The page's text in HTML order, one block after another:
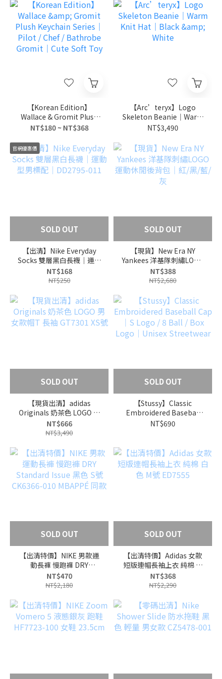
【Korean Edition】
Wallace & Gromit Plush
Keychain Series｜Pilot /
｜Cute Soft Toy
NT$180 ~ NT$368
【Arc’teryx】Logo
Skeleton Beanie｜Warm
Knit Hat｜Black & White
NT$3,490
官網優惠價
SOLD OUT
【出清】Nike Everyday
Socks 雙層黑白長襪｜運動
型男標配｜DD2795-011
NT$168
NT$250
SOLD OUT
【現貨】New Era NY
Yankees 洋基隊刺繡LOGO
運動休閒後背包｜紅/黑/藍/
灰
NT$388
NT$2,680
SOLD OUT
【現貨出清】adidas
Originals 奶茶色 LOGO 男
女款帽T 長袖 GT7301 XS
號
NT$666
NT$3,490
SOLD OUT
【Stussy】Classic
Embroidered Baseball
Cap｜S Logo / 8 Ball /
NT$690
SOLD OUT
【出清特價】NIKE 男款運
動長褲 慢跑褲 DRY
Standard Issue 黑色 S號
CK6366-010 MBAPPÉ 同
NT$470
NT$2,180
SOLD OUT
【出清特價】Adidas 女款
短版連帽長袖上衣 純棉 白
色 M號 ED7555
NT$368
NT$2,290